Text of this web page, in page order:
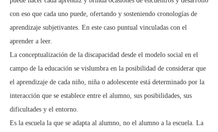
con eso que cada uno puede, ofertando y sosteniendo cronologías de
aprendizaje subjetivantes. En este caso puntual vinculadas con el
aprender a leer.
La conceptualización de la discapacidad desde el modelo social en el
campo de la educación se vislumbra en la posibilidad de considerar que
el aprendizaje de cada niño, niña o adolescente está determinado por la
interacción que se establece entre el alumno, sus posibilidades, sus
dificultades y el entorno.
Es la escuela la que se adapta al alumno, no el alumno a la escuela. La